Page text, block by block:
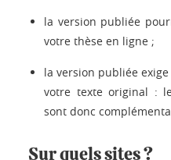
la version publiée
votre thèse en ligne ;
la version publiée
votre texte original :
sont donc
Sur quels sites ?